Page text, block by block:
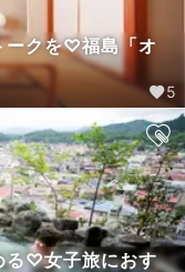
ークを♡福島「オ
5
る♡女子旅におす